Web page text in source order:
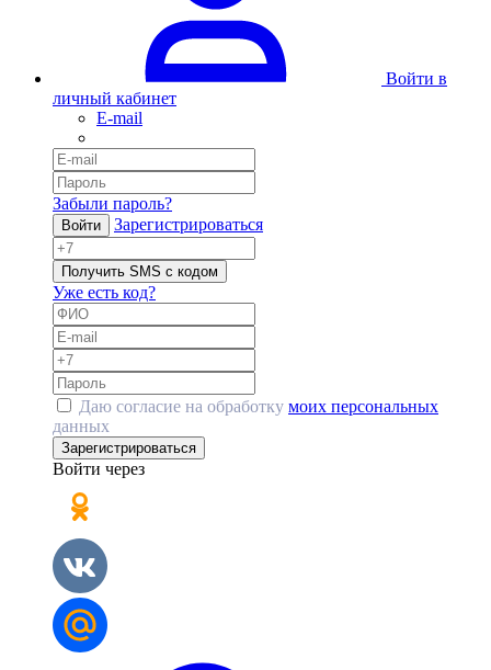
Войти в
личный кабинет
E-mail
Забыли пароль?
Войти Зарегистрироваться
Получить SMS с кодом
Уже есть код?
Даю согласие на обработку моих персональных
данных
Зарегистрироваться
Войти через